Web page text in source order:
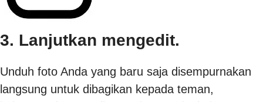
3. Lanjutkan mengedit.
Unduh foto Anda yang baru saja disempurnakan
langsung untuk dibagikan kepada teman,